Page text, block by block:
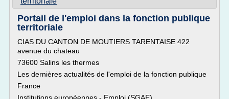
Portail de l'emploi dans la fonction publique
territoriale
CIAS DU CANTON DE MOUTIERS TARENTAISE 422
avenue du chateau
73600 Salins les thermes
Les dernières actualités de l'emploi de la fonction publique
France